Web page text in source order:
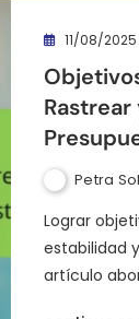
11/08/2025
Petra
Lograr
estabilidad
artículo